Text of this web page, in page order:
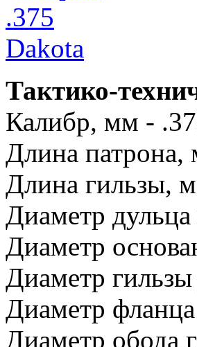
Тактико-
Калибр, мм -
Длина патрона,
Длина гильзы,
Диаметр
Диаметр
Диаметр
Диаметр
Диаметр обода